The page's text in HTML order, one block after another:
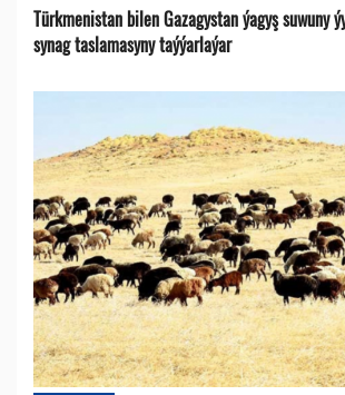
Türkmenistan bilen Gazagystan ýagyş suwuny
synag taslamasyny taýýarlaýar